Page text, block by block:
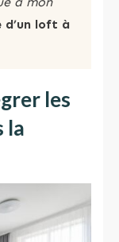
d’un loft à
les
la